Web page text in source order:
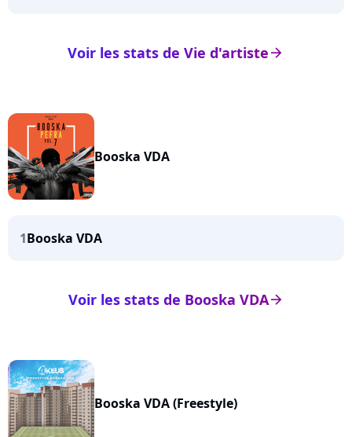
arrow_right
Voir les stats de Vie d'artiste
Booska VDA
1Booska VDA
arrow_right
Voir les stats de Booska VDA
Booska VDA (Freestyle)